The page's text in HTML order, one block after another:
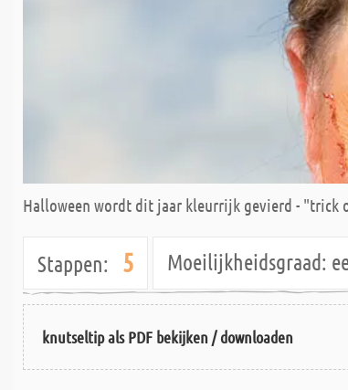
Halloween wordt dit jaar kleurrijk gevierd - "trick
Stappen: 5 Moeilijkheidsgraad:
knutseltip als PDF bekijken / downloaden